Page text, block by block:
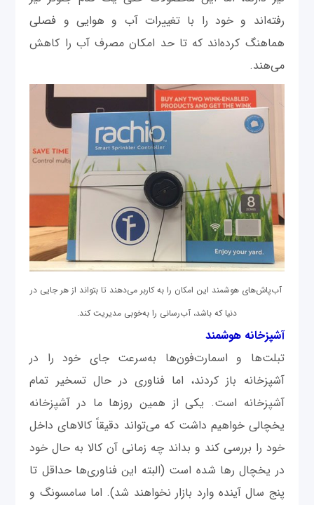
رفته‌اند و خود را با تغییرات آب ‌و هوایی و فصلی
هماهنگ کرده‌اند که تا حد امکان مصرف آب را کاهش
می‌هند.
آب‌پاش‌های هوشمند این امکان را به کاربر می‌دهند تا بتواند از هر جایی در
دنیا که باشد، آب‌رسانی را به‌خوبی مدیریت کند.
آشپزخانه هوشمند
تبلت‌ها و اسمارت‌فون‌ها به‌سرعت جای خود را در
آشپزخانه باز کردند، اما فناوری در حال تسخیر تمام
آشپزخانه است. یکی از همین روزها ما در آشپزخانه
یخچالی خواهیم داشت که می‌تواند دقیقاً کالاهای داخل
خود را بررسی کند و بداند چه زمانی آن کالا به حال خود
در یخچال رها شده است (البته این فناوری‌ها حداقل تا
پنج سال آینده وارد بازار نخواهند شد). اما سامسونگ و